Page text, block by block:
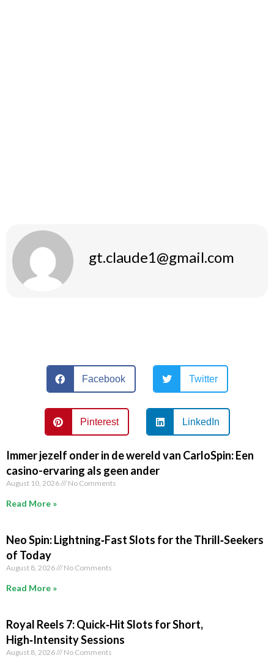
gt.claude1@gmail.com
Facebook Twitter
Pinterest LinkedIn
Immer jezelf onder in de wereld van CarloSpin: Een
casino-ervaring als geen ander
August 10, 2026 No Comments
Read More »
Neo Spin: Lightning‑Fast Slots for the Thrill‑Seekers
of Today
August 8, 2026 No Comments
Read More »
Royal Reels 7: Quick‑Hit Slots for Short,
High‑Intensity Sessions
August 8, 2026 No Comments